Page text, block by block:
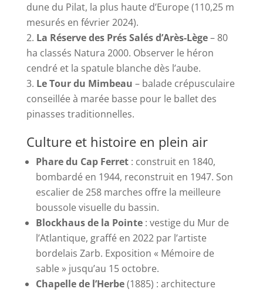
dune du Pilat, la plus haute d’Europe (110,25 m
mesurés en février 2024).
La Réserve des Prés Salés d’Arès-Lège– 80
ha classés Natura 2000. Observer le héron
cendré et la spatule blanche dès l’aube.
Le Tour du Mimbeau – balade crépusculaire
conseillée à marée basse pour le ballet des
pinasses traditionnelles.
Culture et histoire en plein air
Phare du Cap Ferret: construit en 1840,
bombardé en 1944, reconstruit en 1947. Son
escalier de 258 marches offre la meilleure
boussole visuelle du bassin.
Blockhaus de la Pointe: vestige du Mur de
l’Atlantique, graffé en 2022 par l’artiste
bordelais Zarb. Exposition « Mémoire de
sable » jusqu’au 15 octobre.
Chapelle de l’Herbe(1885) : architecture